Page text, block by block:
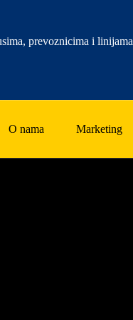
prevoznicima i linijama
O nama Marketing